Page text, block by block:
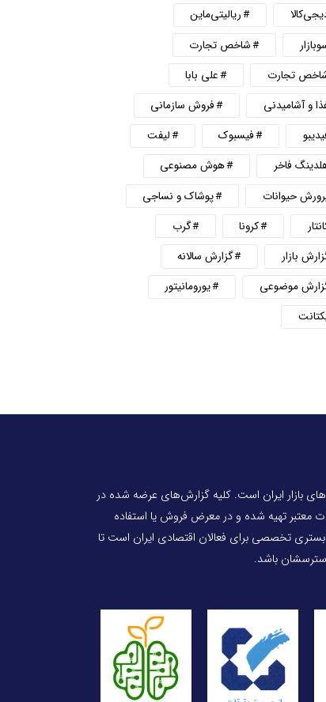
ریالیتی‌ماین
شاخص تجارت
تجارت
علی بابا
و آشامیدنی
فروش سازمانی
فیسبوک
لیفت
فاخر
هوش مصنوعی
حیوانات
پوشاک و نساجی
کرونا
گرب
بازار
گزارش سالانه
موضوعی
یورومانیتور
بازار ایران است. کلیه گزارش‌های عرضه شده در
معتبر تهیه شده و در معرض فروش یا استفاده
بستری تخصصی برای فعالان اقتصادی ایران است تا
باشد.